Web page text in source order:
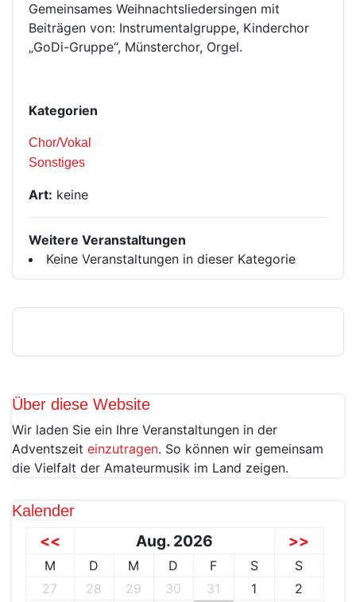
Gemeinsames Weihnachtsliedersingen mit
Beiträgen von: Instrumentalgruppe, Kinderchor
„GoDi-Gruppe“, Münsterchor, Orgel.
Kategorien
Chor/Vokal
Sonstiges
Art: keine
Weitere Veranstaltungen
Keine Veranstaltungen in dieser Kategorie
Über diese Website
Wir laden Sie ein Ihre Veranstaltungen in der
Adventszeit einzutragen. So können wir gemeinsam
die Vielfalt der Amateurmusik im Land zeigen.
Kalender
<< Aug. 2026 >>
M D M D F S
S
27
28 29 30 31 1
2